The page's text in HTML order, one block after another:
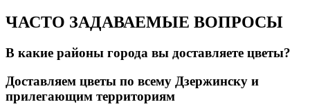
ЧАСТО ЗАДАВАЕМЫЕ ВОПРОСЫ
В какие районы города вы доставляете цветы?
Доставляем цветы по всему Дзержинску и
прилегающим территориям